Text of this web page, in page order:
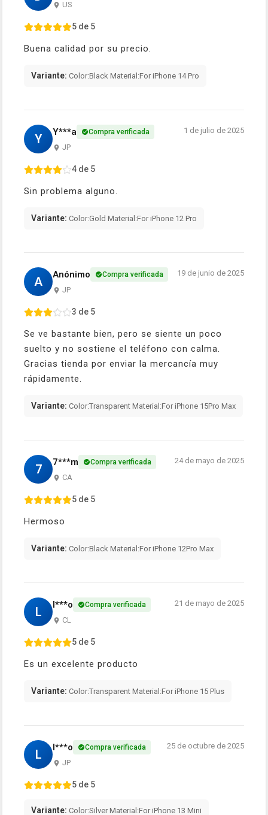
US
5 de 5
Buena calidad por su precio.
Variante: Color:Black Material:For iPhone 14 Pro
Y Y***a Compra verificada
JP
1 de julio de 2025
4 de 5
Sin problema alguno.
Variante: Color:Gold Material:For iPhone 12 Pro
A Anónimo Compra verificada
JP
19 de junio de 2025
3 de 5
Se ve bastante bien, pero se siente un poco
suelto y no sostiene el teléfono con calma.
Gracias tienda por enviar la mercancía muy
rápidamente.
Variante: Color:Transparent Material:For iPhone 15Pro Max
7 7***m Compra verificada
CA
24 de mayo de 2025
5 de 5
Hermoso
Variante: Color:Black Material:For iPhone 12Pro Max
L l***o Compra verificada
CL
21 de mayo de 2025
5 de 5
Es un excelente producto
Variante: Color:Transparent Material:For iPhone 15 Plus
L l***o Compra verificada
JP
25 de octubre de 2025
5 de 5
Variante: Color:Silver Material:For iPhone 13 Mini